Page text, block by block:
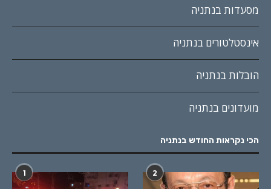
מסעדות בנתניה
אינסטלטורים בנתניה
הובלות בנתניה
מועדונים בנתניה
הכי נקראות החודש בנתניה
1 2